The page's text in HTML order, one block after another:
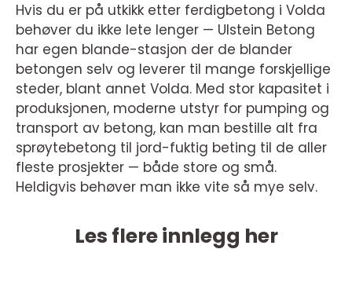
Hvis du er på utkikk etter ferdigbetong i Volda
behøver du ikke lete lenger — Ulstein Betong
har egen blande-stasjon der de blander
betongen selv og leverer til mange forskjellige
steder, blant annet Volda. Med stor kapasitet i
produksjonen, moderne utstyr for pumping og
transport av betong, kan man bestille alt fra
sprøytebetong til jord-fuktig beting til de aller
fleste prosjekter — både store og små.
Heldigvis behøver man ikke vite så mye selv.
Les flere innlegg her